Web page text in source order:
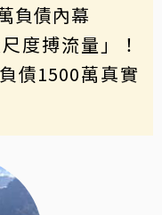
負債內幕
度搏流量」！
債1500萬真實